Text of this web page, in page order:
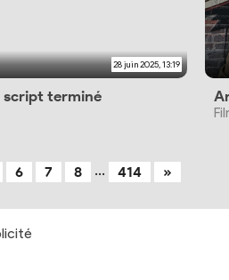
28 juin 2025, 13:19
script terminé
6 7 8 ... 414 »